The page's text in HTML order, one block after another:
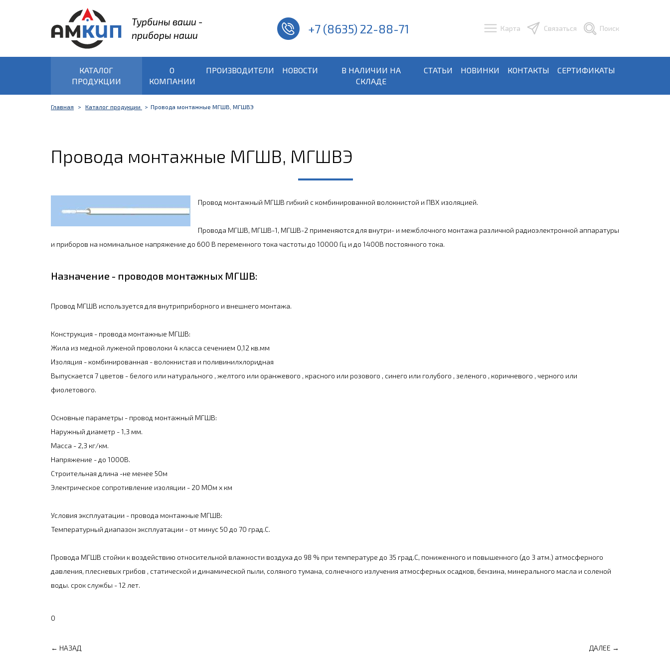
Турбины ваши -
приборы наши
+7 (8635) 22-88-71 Карта Связаться Поиск
КАТАЛОГ
ПРОДУКЦИИ
О
КОМПАНИИ
ПРОИЗВОДИТЕЛИ НОВОСТИ
В НАЛИЧИИ НА
СКЛАДЕ
СТАТЬИ НОВИНКИ КОНТАКТЫ СЕРТИФИКАТЫ
Главная Каталог продукции Провода монтажные МГШВ, МГШВЭ
Провода монтажные МГШВ, МГШВЭ
Провод монтажный МГШВ гибкий с комбинированной волокнистой и ПВХ изоляцией.
Провода МГШВ, МГШВ-1, МГШВ-2 применяются для внутри- и межблочного монтажа различной радиоэлектронной аппаратуры
и приборов на номинальное напряжение до 600 В переменного тока частоты до 10000 Гц и до 1400В постоянного тока.
Назначение - проводов монтажных МГШВ:
Провод МГШВ используется для внутриприборного и внешнего монтажа.
Конструкция - провода монтажные МГШВ:
Жила из медной луженой проволоки 4 класса сечением 0,12 кв.мм
Изоляция - комбинированная - волокнистая и поливинилхлоридная
Выпускается 7 цветов - белого или натурального , желтого или оранжевого , красного или розового , синего или голубого , зеленого , коричневого , черного или
фиолетового.
Основные параметры - провод монтажный МГШВ:
Наружный диаметр - 1,3 мм.
Масса - 2,3 кг/км.
Напряжение - до 1000В.
Строительная длина -не менее 50м
Электрическое сопротивление изоляции - 20 МОм х км
Условия эксплуатации - провода монтажные МГШВ:
Температурный диапазон эксплуатации - от минус 50 до 70 град.С.
Провода МГШВ стойки к воздействию относительной влажности воздуха до 98 % при температуре до 35 град.С, пониженного и повышенного (до 3 атм.) атмосферного
давления, плесневых грибов , статической и динамической пыли, соляного тумана, солнечного излучения атмосферных осадков, бензина, минерального масла и соленой
воды. срок службы - 12 лет.
0
← НАЗАД ДАЛЕЕ →